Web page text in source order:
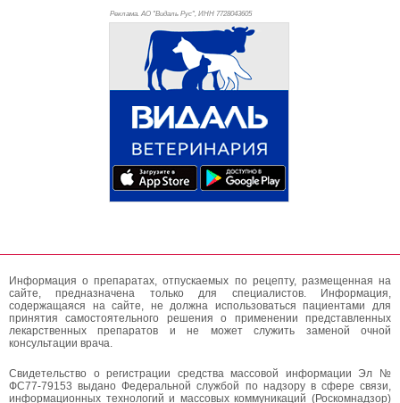
Реклама. АО "Видаль Рус", ИНН 7728043605
Информация о препаратах, отпускаемых по рецепту, размещенная на
сайте, предназначена только для специалистов. Информация,
содержащаяся на сайте, не должна использоваться пациентами для
принятия самостоятельного решения о применении представленных
лекарственных препаратов и не может служить заменой очной
консультации врача.
Свидетельство о регистрации средства массовой информации Эл №
ФС77-79153 выдано Федеральной службой по надзору в сфере связи,
информационных технологий и массовых коммуникаций (Роскомнадзор)